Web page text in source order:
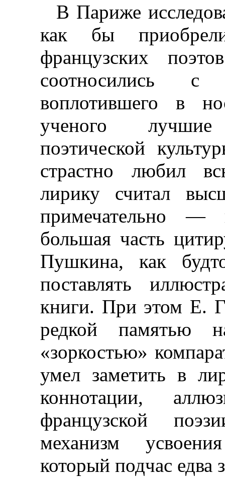
В Париже
как бы
французских
соотносились с
воплотившего в
ученого
поэтической
страстно любил
лирику считал
примечательно —
большая часть
Пушкина, как
поставлять
книги. При этом Е.
редкой памятью
«зоркостью»
умел заметить в
коннотации,
французской
механизм
который подчас едва